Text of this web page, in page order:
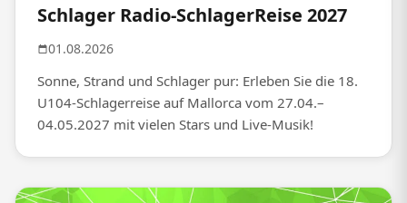
Schlager Radio-SchlagerReise 2027
01.08.2026
Sonne, Strand und Schlager pur: Erleben Sie die 18.
U104-Schlagerreise auf Mallorca vom 27.04.–
04.05.2027 mit vielen Stars und Live-Musik!